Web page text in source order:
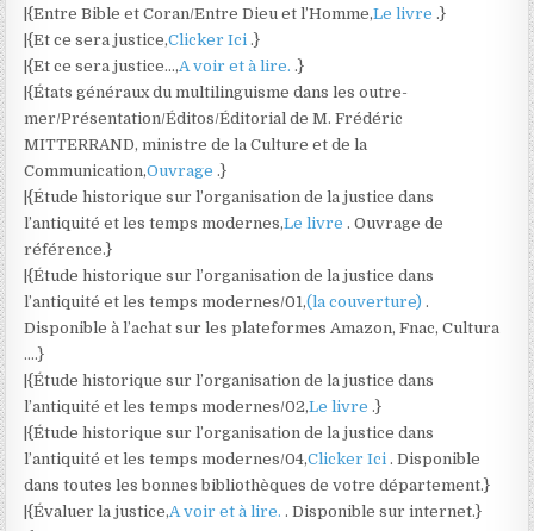
|{Entre Bible et Coran/Entre Dieu et l’Homme,Le livre.}
|{Et ce sera justice,Clicker Ici.}
|{Et ce sera justice…,A voir et à lire..}
|{États généraux du multilinguisme dans les outre-
mer/Présentation/Éditos/Éditorial de M. Frédéric
MITTERRAND, ministre de la Culture et de la
Communication,Ouvrage.}
|{Étude historique sur l’organisation de la justice dans
l’antiquité et les temps modernes,Le livre. Ouvrage de
référence.}
|{Étude historique sur l’organisation de la justice dans
l’antiquité et les temps modernes/01,(la couverture).
Disponible à l’achat sur les plateformes Amazon, Fnac, Cultura
….}
|{Étude historique sur l’organisation de la justice dans
l’antiquité et les temps modernes/02,Le livre.}
|{Étude historique sur l’organisation de la justice dans
l’antiquité et les temps modernes/04,Clicker Ici. Disponible
dans toutes les bonnes bibliothèques de votre département.}
|{Évaluer la justice,A voir et à lire.. Disponible sur internet.}